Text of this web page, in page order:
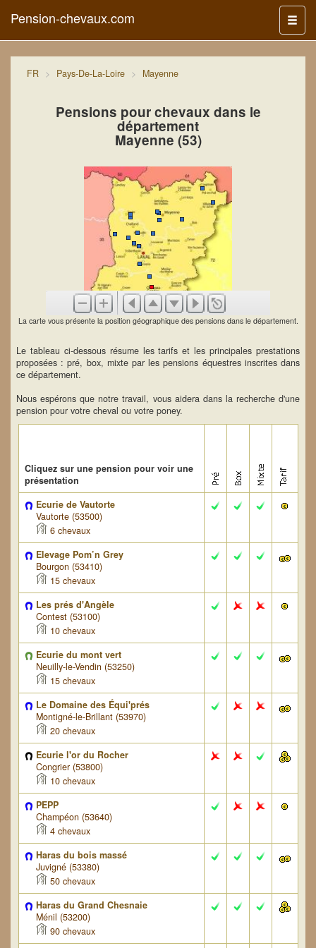
Menu
Pension-chevaux.com
FR Pays-De-La-Loire Mayenne
Pensions pour chevaux dans le
département
Mayenne (53)
La carte vous présente la position géographique des pensions dans le département.
Le tableau ci-dessous résume les tarifs et les principales prestations
proposées : pré, box, mixte par les pensions équestres inscrites dans
ce département.
Nous espérons que notre travail, vous aidera dans la recherche d'une
pension pour votre cheval ou votre poney.
Cliquez sur une pension pour voir une
présentation
Ecurie de Vautorte
Vautorte (53500)
6 chevaux
Elevage Pom’n Grey
Bourgon (53410)
15 chevaux
Les prés d'Angèle
Contest (53100)
10 chevaux
Ecurie du mont vert
Neuilly-le-Vendin (53250)
15 chevaux
Le Domaine des Équi'prés
Montigné-le-Brillant (53970)
20 chevaux
Ecurie l'or du Rocher
Congrier (53800)
10 chevaux
PEPP
Champéon (53640)
4 chevaux
Haras du bois massé
Juvigné (53380)
50 chevaux
Haras du Grand Chesnaie
Ménil (53200)
90 chevaux